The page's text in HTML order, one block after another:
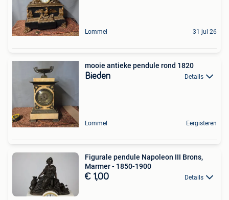
Lommel 31 jul 26
mooie antieke pendule rond 1820
Bieden Details
Lommel Eergisteren
Figurale pendule Napoleon III Brons,
Marmer - 1850-1900
€ 1,00 Details